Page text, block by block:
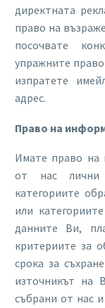
директната
право на
посочвате
упражните
изпратете
адрес.
Право на
Имате право на
от нас лични
категориите
или
данните Ви,
критериите за
срока за
източникът на
събрани от нас